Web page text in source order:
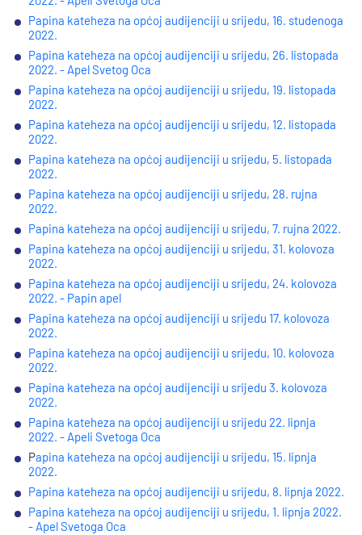
Papina kateheza na općoj audijenciji u srijedu, 16. studenoga
2022.
Papina kateheza na općoj audijenciji u srijedu, 26. listopada
2022. - Apel Svetog Oca
Papina kateheza na općoj audijenciji u srijedu, 19. listopada
2022.
Papina kateheza na općoj audijenciji u srijedu, 12. listopada
2022.
Papina kateheza na općoj audijenciji u srijedu, 5. listopada
2022.
Papina kateheza na općoj audijenciji u srijedu, 28. rujna
2022.
Papina kateheza na općoj audijenciji u srijedu, 7. rujna 2022.
Papina kateheza na općoj audijenciji u srijedu, 31. kolovoza
2022.
Papina kateheza na općoj audijenciji u srijedu, 24. kolovoza
2022. - Papin apel
Papina kateheza na općoj audijenciji u srijedu 17. kolovoza
2022.
Papina kateheza na općoj audijenciji u srijedu, 10. kolovoza
2022.
Papina kateheza na općoj audijenciji u srijedu 3. kolovoza
2022.
Papina kateheza na općoj audijenciji u srijedu 22. lipnja
2022. - Apeli Svetoga Oca
Papina kateheza na općoj audijenciji u srijedu, 15. lipnja
2022.
Papina kateheza na općoj audijenciji u srijedu, 8. lipnja 2022.
Papina kateheza na općoj audijenciji u srijedu, 1. lipnja 2022.
- Apel Svetoga Oca